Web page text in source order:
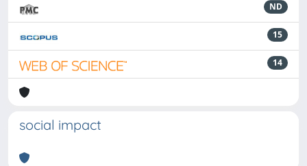
ND
15
14
social impact